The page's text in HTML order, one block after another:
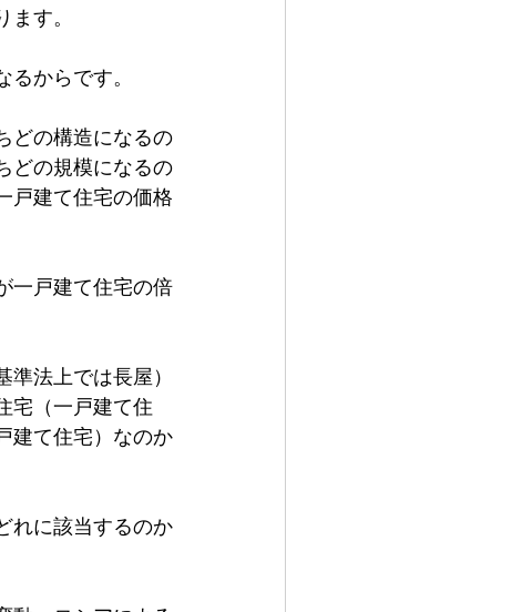
す。
からです。
どの構造になるの
どの規模になるの
戸建て住宅の価格
一戸建て住宅の倍
法上では長屋）
宅（一戸建て住
建て住宅）なのか
れに該当するのか